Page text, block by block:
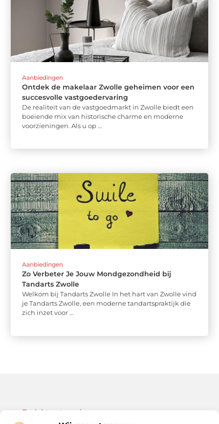
Aanbiedingen
Ontdek de makelaar Zwolle geheimen voor een
succesvolle vastgoedervaring
De realiteit van de vastgoedmarkt in Zwolle biedt een
boeiende mix van historische charme en moderne
voorzieningen. Als u op ...
Aanbiedingen
Zo Verbeter Je Jouw Mondgezondheid bij
Tandarts Zwolle
Welkom bij Tandarts Zwolle In het hart van Zwolle vind
je Tandarts Zwolle, een moderne tandartspraktijk die
zich inzet voor ...
Bericht categorie